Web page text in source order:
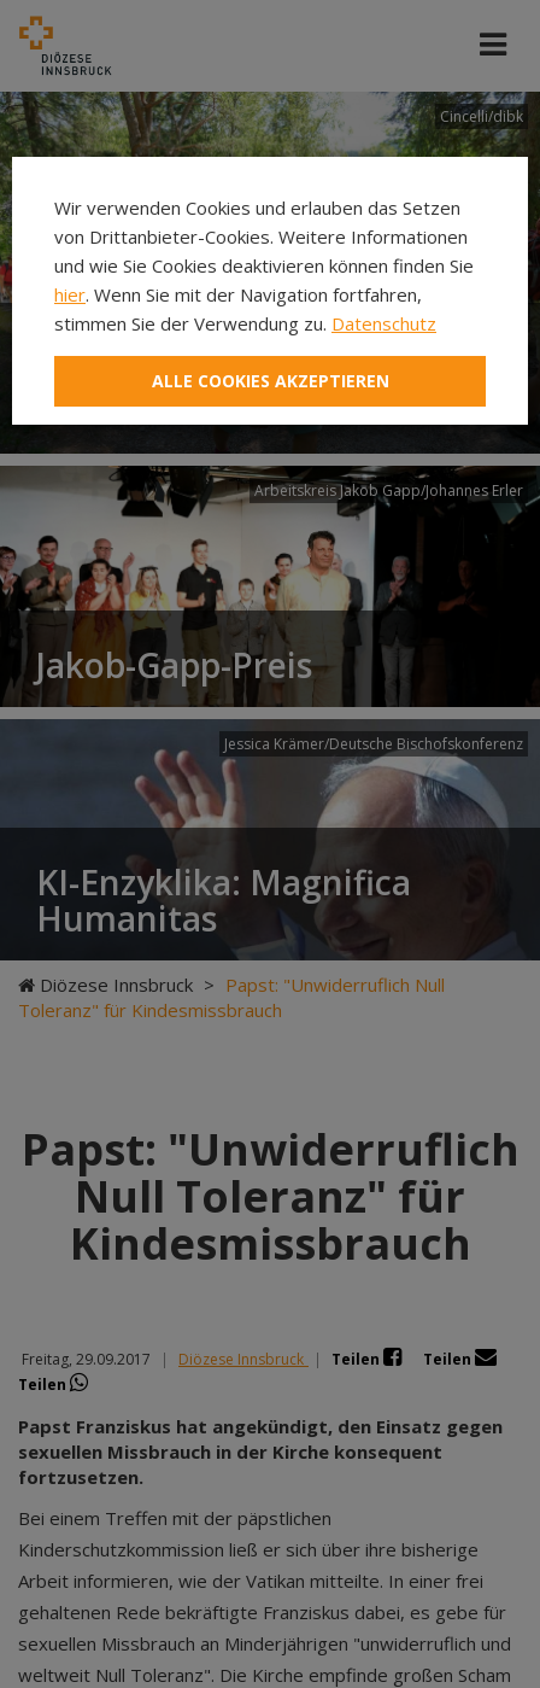
Cincelli/dibk
Neuer Pilgerweg Via
Laudato si’
Arbeitskreis Jakob Gapp/Johannes Erler
Jakob-Gapp-Preis
Jessica Krämer/Deutsche Bischofskonferenz
KI-Enzyklika: Magnifica
Humanitas
Diözese Innsbruck > Papst: "Unwiderruflich Null
Toleranz" für Kindesmissbrauch
Papst: "Unwiderruflich
Null Toleranz" für
Kindesmissbrauch
Freitag, 29.09.2017 | Diözese Innsbruck | Teilen
Teilen
Teilen
Papst Franziskus hat angekündigt, den Einsatz gegen
sexuellen Missbrauch in der Kirche konsequent
fortzusetzen.
Bei einem Treffen mit der päpstlichen
Kinderschutzkommission ließ er sich über ihre bisherige
Arbeit informieren, wie der Vatikan mitteilte. In einer frei
gehaltenen Rede bekräftigte Franziskus dabei, es gebe für
sexuellen Missbrauch an Minderjährigen "unwiderruflich und
weltweit Null Toleranz". Die Kirche empfinde großen Scham
Wir verwenden Cookies und erlauben das Setzen
von Drittanbieter-Cookies. Weitere Informationen
und wie Sie Cookies deaktivieren können finden Sie
hier. Wenn Sie mit der Navigation fortfahren,
stimmen Sie der Verwendung zu. Datenschutz
ALLE COOKIES AKZEPTIEREN